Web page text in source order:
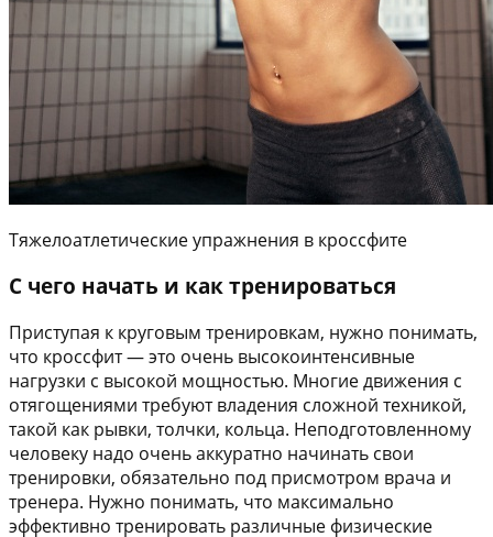
Тяжелоатлетические упражнения в кроссфите
С чего начать и как тренироваться
Приступая к круговым тренировкам, нужно понимать,
что кроссфит — это очень высокоинтенсивные
нагрузки с высокой мощностью. Многие движения с
отягощениями требуют владения сложной техникой,
такой как рывки, толчки, кольца. Неподготовленному
человеку надо очень аккуратно начинать свои
тренировки, обязательно под присмотром врача и
тренера. Нужно понимать, что максимально
эффективно тренировать различные физические